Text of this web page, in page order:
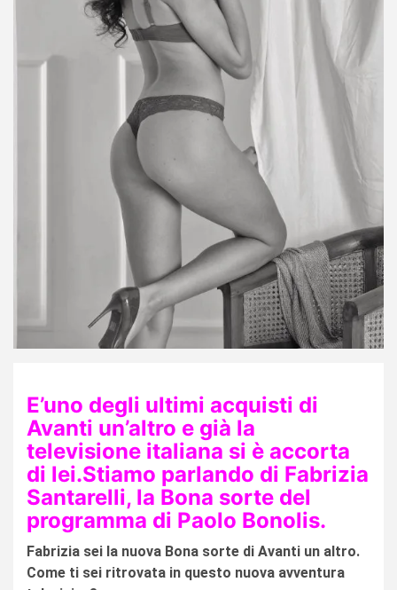
E’uno degli ultimi acquisti di
Avanti un’altro e già la
televisione italiana si è accorta
di lei.Stiamo parlando di Fabrizia
Santarelli, la Bona sorte del
programma di Paolo Bonolis.
Fabrizia sei la nuova Bona sorte di Avanti un altro.
Come ti sei ritrovata in questo nuova avventura